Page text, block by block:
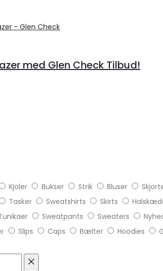
med Glen Check Tilbud!
Kjoler Bukser Strik Bluser
Tasker Sweatshirts Skirts
Sweatpants Sweaters
Slips Caps Bælter Hoodies